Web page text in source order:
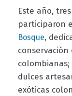
Este año,
participaron
Bosque,
conservación
colombianas;
dulces
exóticas